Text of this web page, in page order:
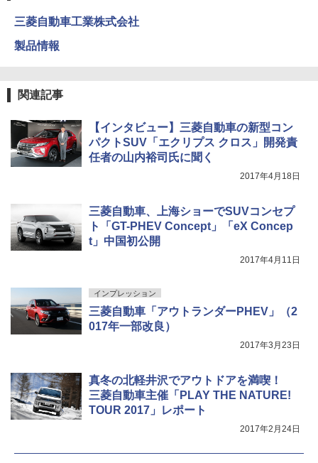
三菱自動車工業株式会社
製品情報
関連記事
【インタビュー】三菱自動車の新型コン
パクトSUV「エクリプス クロス」開発責
任者の山内裕司氏に聞く
2017年4月18日
三菱自動車、上海ショーでSUVコンセプ
ト「GT-PHEV Concept」「eX Concep
t」中国初公開
2017年4月11日
インプレッション
三菱自動車「アウトランダーPHEV」（2
017年一部改良）
2017年3月23日
真冬の北軽井沢でアウトドアを満喫！
三菱自動車主催「PLAY THE NATURE!
TOUR 2017」レポート
2017年2月24日